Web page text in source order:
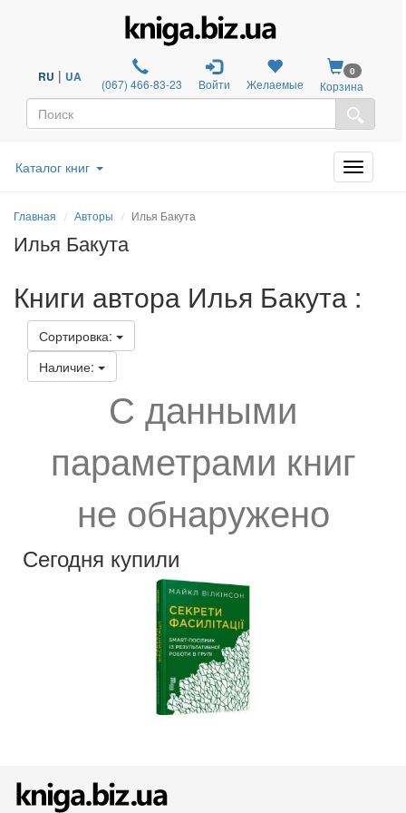
RU | UA (067) 466-83-23 Войти Желаемые
0
Корзина
Каталог книг
Главная Авторы Илья Бакута
Илья Бакута
Книги автора Илья Бакута :
Сортировка:
Наличие:
С данными
параметрами книг
не обнаружено
Сегодня купили